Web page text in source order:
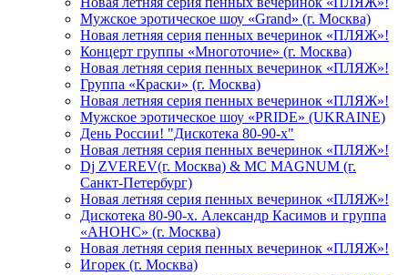
Мужское эротическое шоу «Grand» (г. Москва)
Новая летняя серия пенных вечеринок «ПЛЯЖ»!
Концерт группы «Многоточие» (г. Москва)
Новая летняя серия пенных вечеринок «ПЛЯЖ»!
Группа «Краски» (г. Москва)
Новая летняя серия пенных вечеринок «ПЛЯЖ»!
Мужское эротическое шоу «PRIDE» (UKRAINE)
День России! "Дискотека 80-90-х"
Новая летняя серия пенных вечеринок «ПЛЯЖ»!
Dj ZVEREV(г. Москва) & MC MAGNUM (г.
Санкт-Петербург)
Новая летняя серия пенных вечеринок «ПЛЯЖ»!
Дискотека 80-90-х. Александр Касимов и группа
«АНОНС» (г. Москва)
Новая летняя серия пенных вечеринок «ПЛЯЖ»!
Игорек (г. Москва)